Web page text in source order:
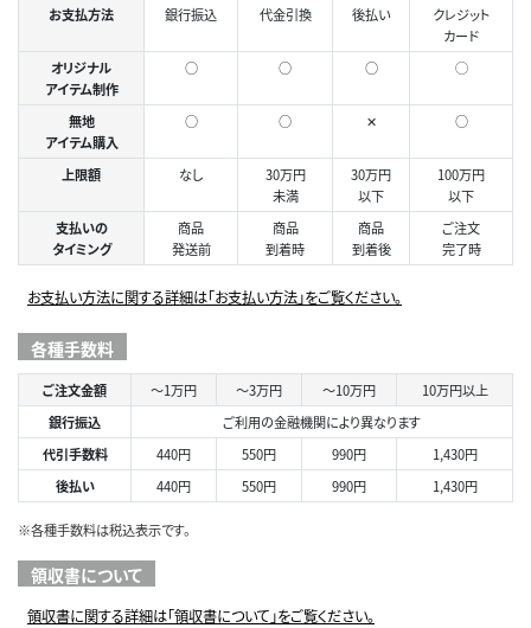
お支払方法 銀行振込 代金引換 後払い
クレジット
カード
オリジナル
アイテム制作
○ ○ ○ ◯
無地
アイテム購入
○ ○ ✕ ○
上限額 なし
30万円
未満
30万円
以下
100万円
以下
支払いの
タイミング
商品
発送前
商品
到着時
商品
到着後
ご注文
完了時
お支払い方法に関する詳細は「お支払い方法」をご覧ください。
各種手数料
ご注文金額 ～1万円 ～3万円 ～10万円
10万円以上
銀行振込
ご利用の金融機関により異なります
代引手数料
440円 550円 990円
1,430円
後払い
440円 550円 990円 1,430円
※各種手数料は税込表示です。
領収書について
領収書に関する詳細は「領収書について」をご覧ください。